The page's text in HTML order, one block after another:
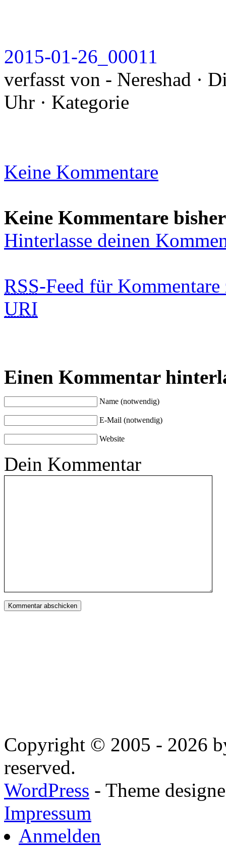
2015-01-26_00011
verfasst von - Nereshad ·
Uhr · Kategorie
Keine Kommentare
Keine Kommentare bisher
Hinterlasse deinen
RSS-Feed für
URI
Einen Kommentar
Name (notwendig)
E-Mail (notwendig)
Website
Dein Kommentar
Copyright © 2005 - 2026
reserved.
WordPress - Theme
Impressum
Anmelden